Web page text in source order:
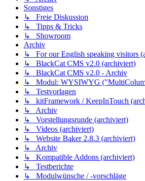
Sonstiges
↳ Freie Diskussion
↳ Tipps & Tricks
↳ Showroom
Archiv
↳ For our English speaking visitors
↳ BlackCat CMS v2.0 (archiviert)
↳ BlackCat CMS v2.0 - Archiv
↳ Modul: WYSIWYG
↳ Testvorlagen
↳ kitFramework / KeepInTouch
↳ Archiv
↳ Vorstellungsrunde (archiviert)
↳ Videos (archiviert)
↳ Website Baker 2.8.3 (archiviert)
↳ Archiv
↳ Kompatible Addons (archiviert)
↳ Testberichte
↳ Modulwünsche / -vorschläge